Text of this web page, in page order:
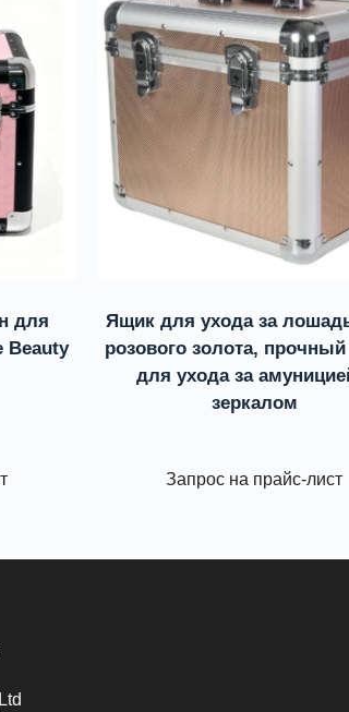
для
Beauty
Ящик для ухода за
розового золота,
для ухода за
зеркалом
Запрос на прайс-лист